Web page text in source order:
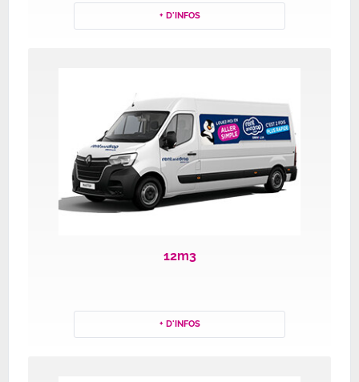
+ D'INFOS
12m3
+ D'INFOS